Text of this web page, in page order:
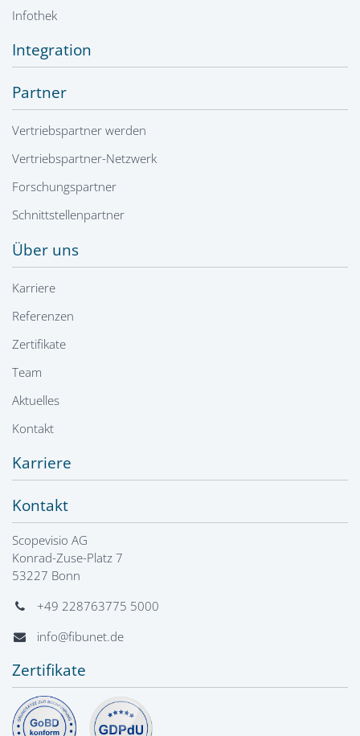
Infothek
Integration
Partner
Vertriebspartner werden
Vertriebspartner-Netzwerk
Forschungspartner
Schnittstellenpartner
Über uns
Karriere
Referenzen
Zertifikate
Team
Aktuelles
Kontakt
Karriere
Kontakt
Scopevisio AG
Konrad-Zuse-Platz 7
53227 Bonn
+49 228763775 5000
info@fibunet.de
Zertifikate